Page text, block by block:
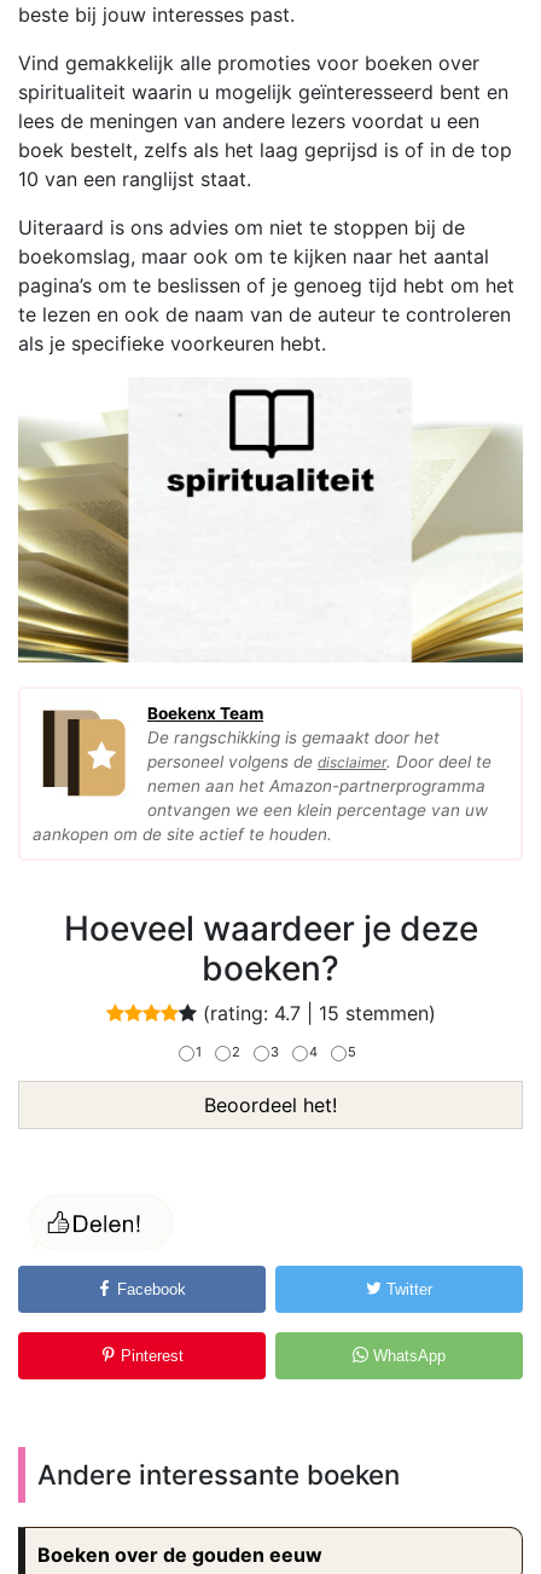
beste bij jouw interesses past.
Vind gemakkelijk alle promoties voor boeken over
spiritualiteit waarin u mogelijk geïnteresseerd bent en
lees de meningen van andere lezers voordat u een
boek bestelt, zelfs als het laag geprijsd is of in de top
10 van een ranglijst staat.
Uiteraard is ons advies om niet te stoppen bij de
boekomslag, maar ook om te kijken naar het aantal
pagina’s om te beslissen of je genoeg tijd hebt om het
te lezen en ook de naam van de auteur te controleren
als je specifieke voorkeuren hebt.
Boekenx Team
De rangschikking is gemaakt door het
personeel volgens de disclaimer. Door deel te
nemen aan het Amazon-partnerprogramma
ontvangen we een klein percentage van uw
aankopen om de site actief te houden.
Hoeveel waardeer je deze
boeken?
(rating: 4.7| 15 stemmen)
1 2 3 4 5
Beoordeel het!
Facebook Twitter
Pinterest WhatsApp
Andere interessante boeken
Boeken over de gouden eeuw